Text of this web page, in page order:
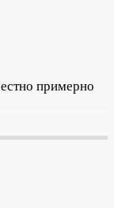
примерно